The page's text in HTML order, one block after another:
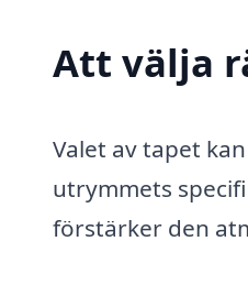
Att välja
Valet av tapet
utrymmets
förstärker den